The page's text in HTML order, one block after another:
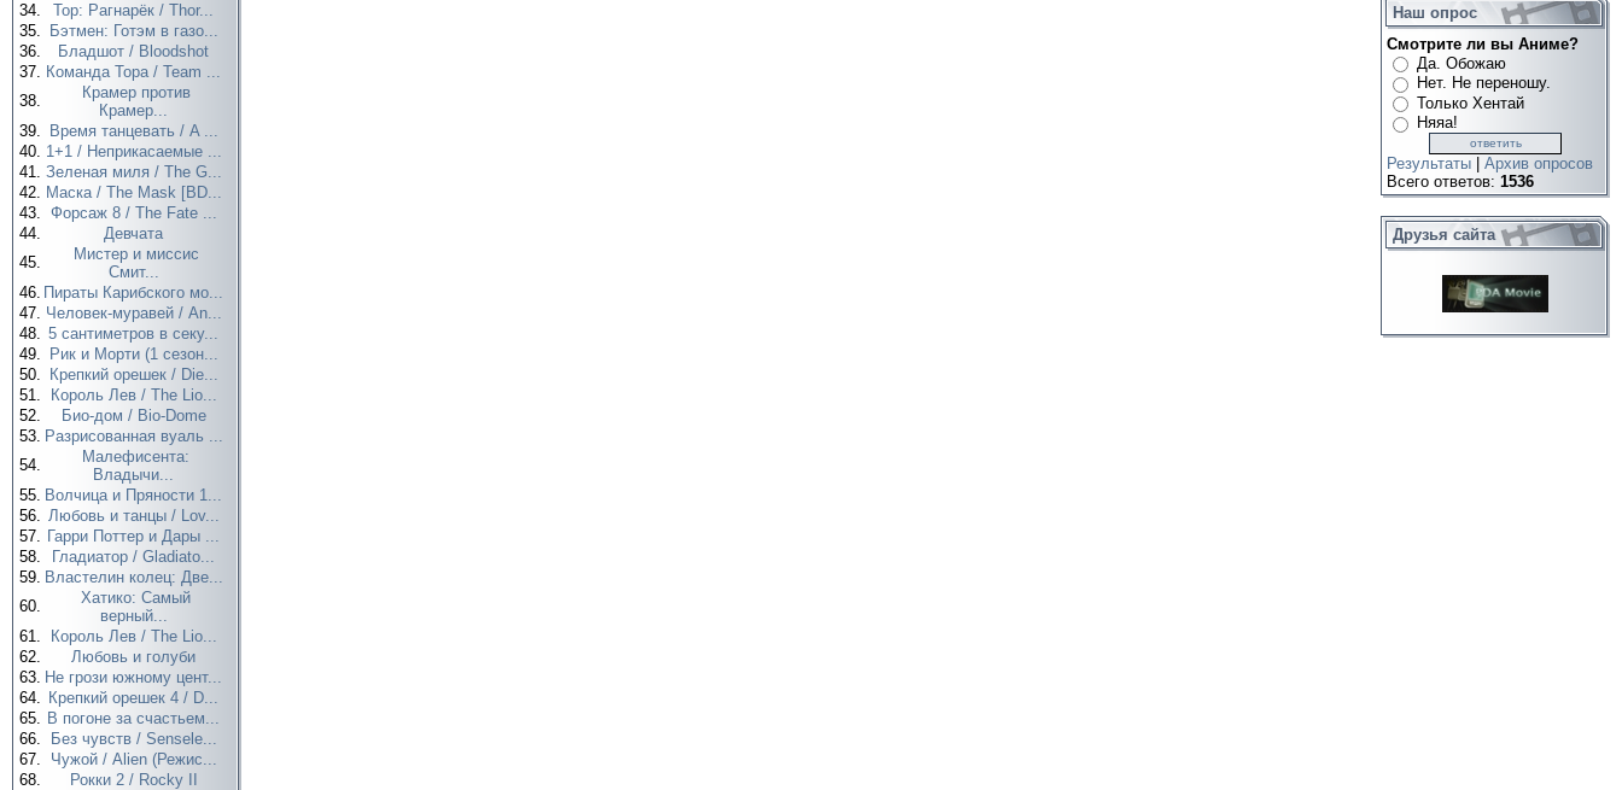
34.
Тор: Рагнарёк / Thor...
35.
Бэтмен: Готэм в газо...
36.
Бладшот / Bloodshot
37. Команда Тора / Team ...
38.
Крамер против
Крамер...
39.
Время танцевать / A ...
40. 1+1 / Неприкасаемые ...
41. Зеленая миля / The G...
42. Маска / The Mask [BD...
43. Форсаж 8 / The Fate ...
44.
Девчата
45.
Мистер и миссис
Смит...
46. Пираты Карибского мо...
47. Человек-муравей / An...
48. 5 сантиметров в секу...
49.
Рик и Морти (1 сезон...
50.
Крепкий орешек / Die...
51.
Король Лев / The Lio...
52.
Био-дом / Bio-Dome
53. Разрисованная вуаль ...
54.
Малефисента:
Владычи...
55. Волчица и Пряности 1...
56. Любовь и танцы / Lov...
57. Гарри Поттер и Дары ...
58.
Гладиатор / Gladiato...
59. Властелин колец: Две...
60.
Хатико: Самый
верный...
61.
Король Лев / The Lio...
62.
Любовь и голуби
63. Не грози южному цент...
64. Крепкий орешек 4 / D...
65. В погоне за счастьем...
66.
Без чувств / Sensele...
67.
Чужой / Alien (Режис...
68.
Рокки 2 / Rocky II
Наш опрос
Смотрите ли вы Аниме?
Да. Обожаю
Нет. Не переношу.
Только Хентай
Няяа!
Результаты
Архив опросов
Всего ответов: 1536
Друзья сайта